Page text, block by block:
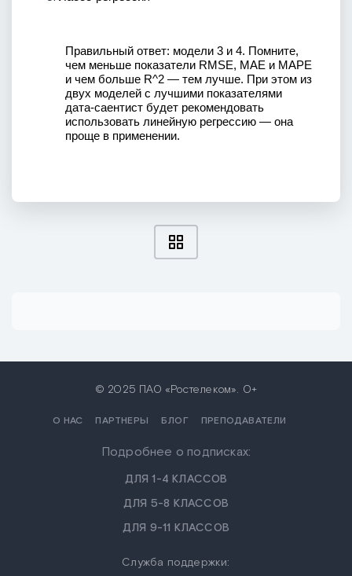
Правильный ответ: модели 3 и 4. Помните,
чем меньше показатели RMSE, MAE и MAPE
и чем больше R^2 — тем лучше. При этом из
двух моделей с лучшими показателями
дата-саентист будет рекомендовать
использовать линейную регрессию — она
проще в применении.
© 2025 ПАО «Ростелеком». 0+
О НАС ПАРТНЕРЫ БЛОГ ПРЕПОДАВАТЕЛИ
Подробнее о подписках:
ДЛЯ 1-4 КЛАССОВ
ДЛЯ 5-8 КЛАССОВ
ДЛЯ 9-11 КЛАССОВ
Служба поддержки: